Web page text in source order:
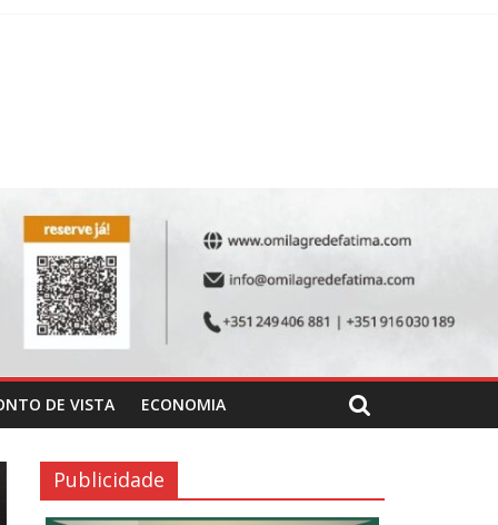
DE VISTA ECONOMIA
Publicidade